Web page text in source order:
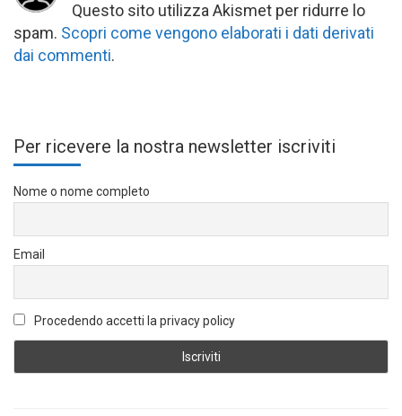
Questo sito utilizza Akismet per ridurre lo
spam. Scopri come vengono elaborati i dati derivati
dai commenti.
Per ricevere la nostra newsletter iscriviti
Nome o nome completo
Email
Procedendo accetti la privacy policy